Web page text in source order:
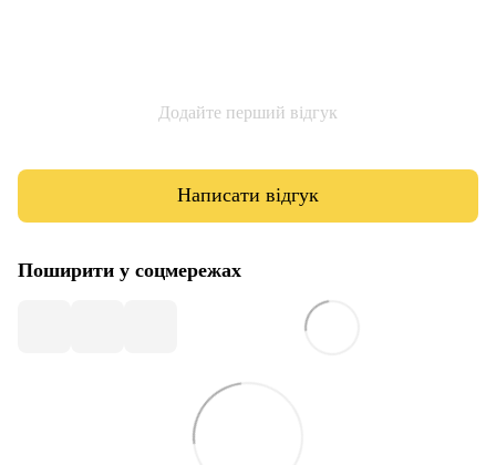
Додайте перший відгук
Написати відгук
Поширити у соцмережах